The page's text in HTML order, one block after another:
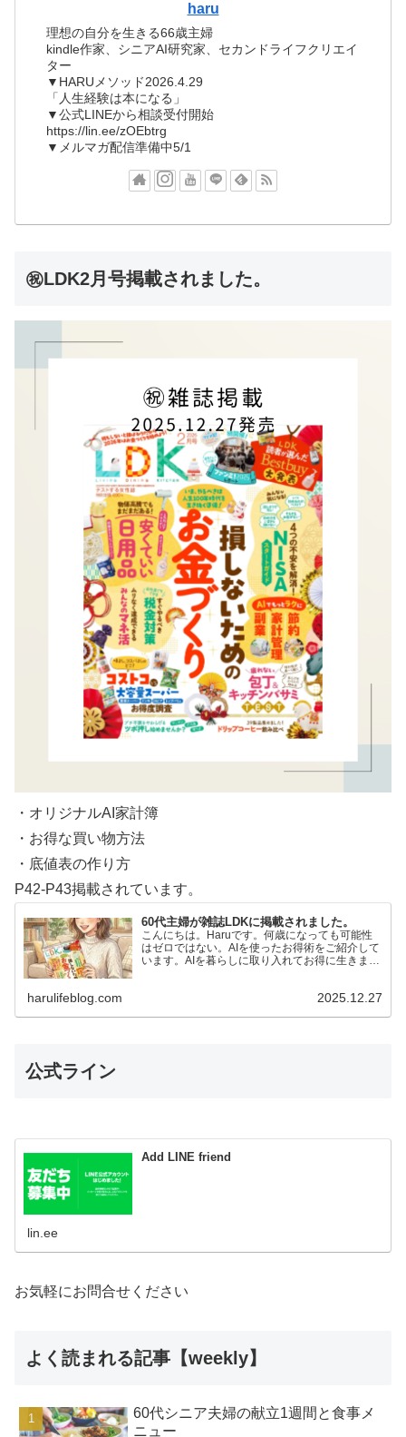
haru
理想の自分を生きる66歳主婦
kindle作家、シニアAI研究家、セカンドライフクリエイ
ター
▼HARUメソッド2026.4.29
「人生経験は本になる」
▼公式LINEから相談受付開始
https://lin.ee/zOEbtrg
▼メルマガ配信準備中5/1
㊗LDK2月号掲載されました。
・オリジナルAI家計簿
・お得な買い物方法
・底値表の作り方
P42-P43掲載されています。
60代主婦が雑誌LDKに掲載されました。
こんにちは。Haruです。何歳になっても可能性
はゼロではない。AIを使ったお得術をご紹介して
います。AIを暮らしに取り入れてお得に生きまし
harulifeblog.com 2025.12.27
公式ライン
Add LINE friend
lin.ee
お気軽にお問合せください
よく読まれる記事【weekly】
60代シニア夫婦の献立1週間と食事メ
ニュー